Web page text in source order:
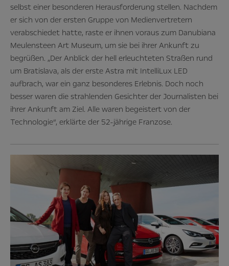
selbst einer besonderen Herausforderung stellen. Nachdem
er sich von der ersten Gruppe von Medienvertretern
verabschiedet hatte, raste er ihnen voraus zum Danubiana
Meulensteen Art Museum, um sie bei ihrer Ankunft zu
begrüßen. „Der Anblick der hell erleuchteten Straßen rund
um Bratislava, als der erste Astra mit IntelliLux LED
aufbrach, war ein ganz besonderes Erlebnis. Doch noch
besser waren die strahlenden Gesichter der Journalisten bei
ihrer Ankunft am Ziel. Alle waren begeistert von der
Technologie“, erklärte der 52-jährige Franzose.